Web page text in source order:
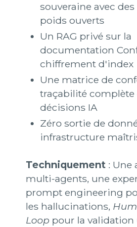
souveraine avec
poids ouverts
Un RAG privé sur la
documentation
chiffrement d'index
Une matrice de
traçabilité complète
décisions IA
Zéro sortie de
infrastructure
Techniquement : Une
multi-agents, une
prompt engineering
les hallucinations,
Loop pour la